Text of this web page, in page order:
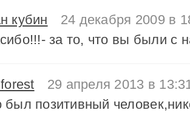
кубин
24 декабря 2009 в
за то, что вы были с
29 апреля 2013 в
был позитивный